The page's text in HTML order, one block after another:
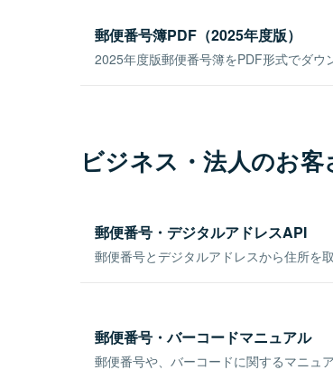
郵便番号簿PDF（2025年度版）
2025年度版郵便番号簿をPDF形式でダウ
ビジネス・法人のお
郵便番号・デジタルアドレスAPI
郵便番号とデジタルアドレスから住所を
郵便番号・バーコードマニュアル
郵便番号や、バーコードに関するマニュ